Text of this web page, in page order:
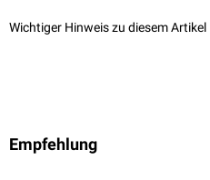
Wichtiger Hinweis zu diesem Artikel
Empfehlung